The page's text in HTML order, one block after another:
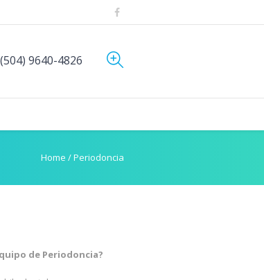
9640-4826
Home /Periodoncia
de Periodoncia?